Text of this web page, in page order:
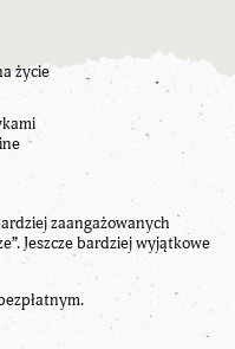
życie
zaangażowanych
Jeszcze bardziej wyjątkowe